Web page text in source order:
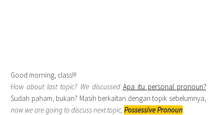
Good morning, class!!!
How about last topic? We discussed Apa itu personal pronoun?
Sudah paham, bukan? Masih berkaitan dengan topik sebelumnya,
now we are going to discuss next topic,Possessive Pronoun.